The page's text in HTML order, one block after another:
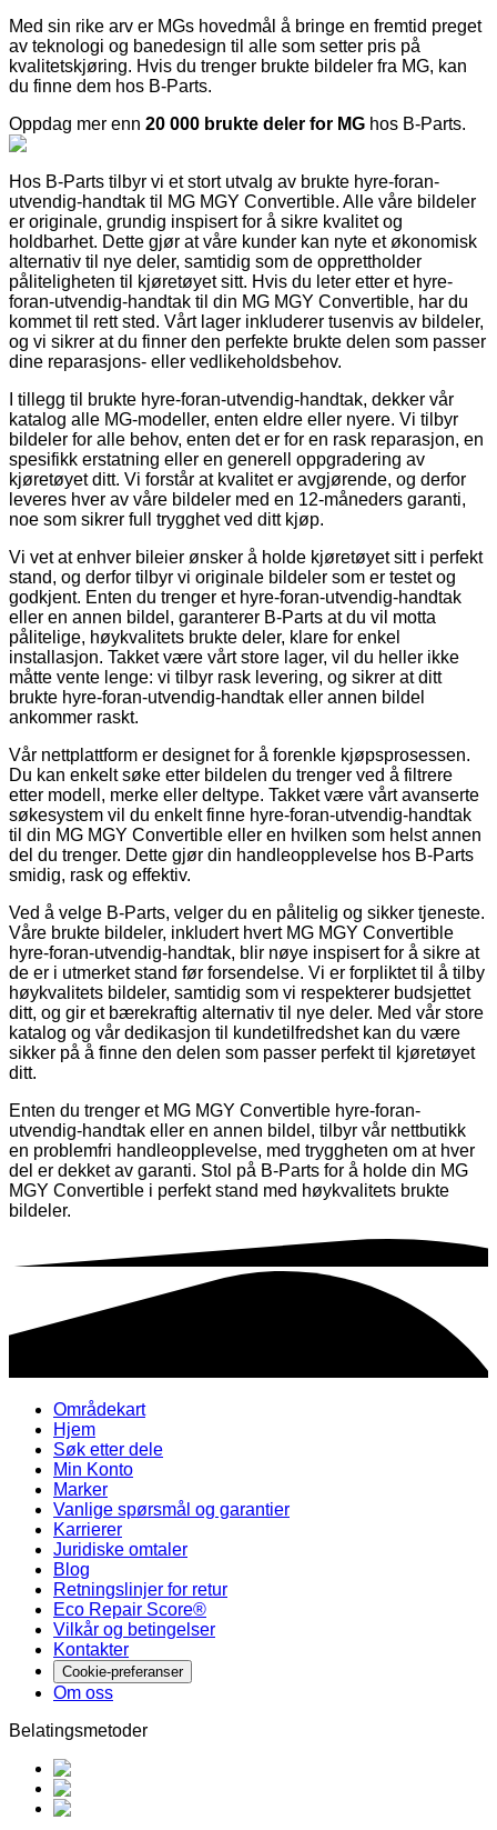
Med sin rike arv er MGs hovedmål å bringe en fremtid preget
av teknologi og banedesign til alle som setter pris på
kvalitetskjøring. Hvis du trenger brukte bildeler fra MG, kan
du finne dem hos B-Parts.
Oppdag mer enn 20 000 brukte deler for MG hos B-Parts.
Hos B-Parts tilbyr vi et stort utvalg av brukte hyre-foran-
utvendig-handtak til MG MGY Convertible. Alle våre bildeler
er originale, grundig inspisert for å sikre kvalitet og
holdbarhet. Dette gjør at våre kunder kan nyte et økonomisk
alternativ til nye deler, samtidig som de opprettholder
påliteligheten til kjøretøyet sitt. Hvis du leter etter et hyre-
foran-utvendig-handtak til din MG MGY Convertible, har du
kommet til rett sted. Vårt lager inkluderer tusenvis av bildeler,
og vi sikrer at du finner den perfekte brukte delen som passer
dine reparasjons- eller vedlikeholdsbehov.
I tillegg til brukte hyre-foran-utvendig-handtak, dekker vår
katalog alle MG-modeller, enten eldre eller nyere. Vi tilbyr
bildeler for alle behov, enten det er for en rask reparasjon, en
spesifikk erstatning eller en generell oppgradering av
kjøretøyet ditt. Vi forstår at kvalitet er avgjørende, og derfor
leveres hver av våre bildeler med en 12-måneders garanti,
noe som sikrer full trygghet ved ditt kjøp.
Vi vet at enhver bileier ønsker å holde kjøretøyet sitt i perfekt
stand, og derfor tilbyr vi originale bildeler som er testet og
godkjent. Enten du trenger et hyre-foran-utvendig-handtak
eller en annen bildel, garanterer B-Parts at du vil motta
pålitelige, høykvalitets brukte deler, klare for enkel
installasjon. Takket være vårt store lager, vil du heller ikke
måtte vente lenge: vi tilbyr rask levering, og sikrer at ditt
brukte hyre-foran-utvendig-handtak eller annen bildel
ankommer raskt.
Vår nettplattform er designet for å forenkle kjøpsprosessen.
Du kan enkelt søke etter bildelen du trenger ved å filtrere
etter modell, merke eller deltype. Takket være vårt avanserte
søkesystem vil du enkelt finne hyre-foran-utvendig-handtak
til din MG MGY Convertible eller en hvilken som helst annen
del du trenger. Dette gjør din handleopplevelse hos B-Parts
smidig, rask og effektiv.
Ved å velge B-Parts, velger du en pålitelig og sikker tjeneste.
Våre brukte bildeler, inkludert hvert MG MGY Convertible
hyre-foran-utvendig-handtak, blir nøye inspisert for å sikre at
de er i utmerket stand før forsendelse. Vi er forpliktet til å tilby
høykvalitets bildeler, samtidig som vi respekterer budsjettet
ditt, og gir et bærekraftig alternativ til nye deler. Med vår store
katalog og vår dedikasjon til kundetilfredshet kan du være
sikker på å finne den delen som passer perfekt til kjøretøyet
ditt.
Enten du trenger et MG MGY Convertible hyre-foran-
utvendig-handtak eller en annen bildel, tilbyr vår nettbutikk
en problemfri handleopplevelse, med tryggheten om at hver
del er dekket av garanti. Stol på B-Parts for å holde din MG
MGY Convertible i perfekt stand med høykvalitets brukte
bildeler.
Områdekart
Hjem
Søk etter dele
Min Konto
Marker
Vanlige spørsmål og garantier
Karrierer
Juridiske omtaler
Blog
Retningslinjer for retur
Eco Repair Score®
Vilkår og betingelser
Kontakter
Cookie-preferanser
Om oss
Belatingsmetoder